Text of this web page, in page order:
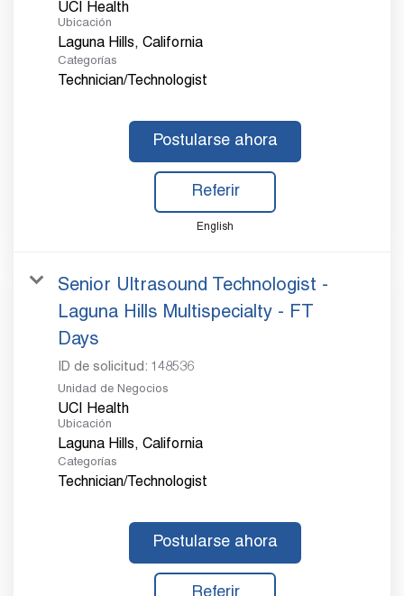
UCI Health
Ubicación
Categorías
Technician/Technologist
Postularse ahora
Referir
English
Senior Ultrasound Technologist -
Laguna Hills Multispecialty - FT
Days
ID de solicitud: 148536
Unidad de Negocios
UCI Health
Ubicación
Categorías
Technician/Technologist
Postularse ahora
Referir